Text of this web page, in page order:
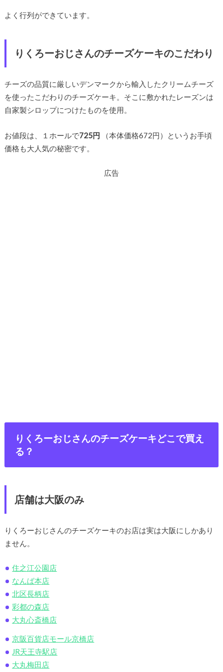
よく行列ができています。
りくろーおじさんのチーズケーキのこだわり
チーズの品質に厳しいデンマークから輸入したクリームチーズ
を使ったこだわりのチーズケーキ。そこに敷かれたレーズンは
自家製シロップにつけたものを使用。
お値段は、１ホールで725円 （本体価格672円）というお手頃
価格も大人気の秘密です。
広告
りくろーおじさんのチーズケーキどこで買え
る？
店舗は大阪のみ
りくろーおじさんのチーズケーキのお店は実は大阪にしかあり
ません。
住之江公園店
なんば本店
北区長柄店
彩都の森店
大丸心斎橋店
京阪百貨店モール京橋店
JR天王寺駅店
大丸梅田店